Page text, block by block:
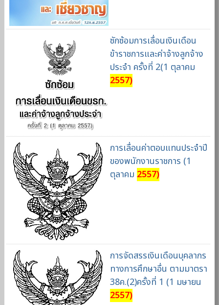
ซักซ้อมการเลื่อนเงินเดือน
ข้าราชการและค่าจ้างลูกจ้าง
ประจำ ครั้งที่ 2(1 ตุลาคม
2557)
การเลื่อนค่าตอบแทนประจำปี
ของพนักงานราชการ (1
ตุลาคม 2557)
การจัดสรรเงินเดือนบุคลากร
ทางการศึกษาอื่น ตามมาตรา
38ค.(2)ครั้งที่ 1 (1 มษายน
2557)